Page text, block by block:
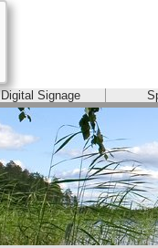
Digital Signage